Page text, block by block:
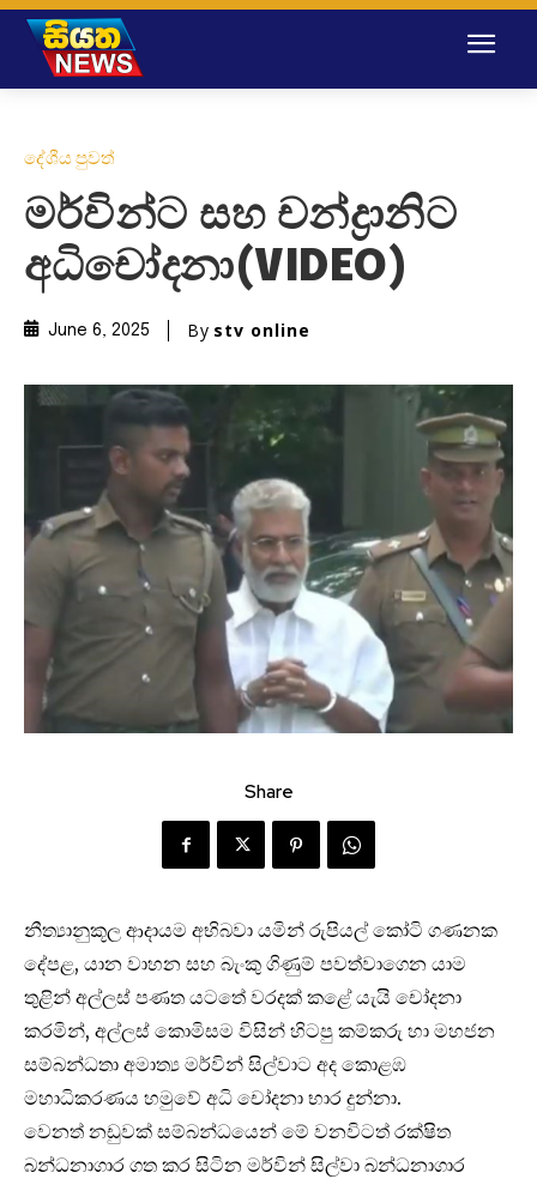
දේශීය පුවත්
මර්වින්ට සහ චන්ද්‍රානිට
අධිචෝදනා(VIDEO)
June 6, 2025 By stv online
Share
නීත්‍යානුකූල ආදායම අභිබවා යමින් රුපියල් කෝටි ගණනක
දේපළ, යාන වාහන සහ බැංකු ගිණුම් පවත්වාගෙන යාම
තුළින් අල්ලස් පණත යටතේ වරදක් කළේ යැයි චෝදනා
කරමින්, අල්ලස් කොමිසම විසින් හිටපු කම්කරු හා මහජන
සම්බන්ධතා අමාත්‍ය මර්වින් සිල්වාට අද කොළඹ
මහාධිකරණය හමුවේ අධි චෝදනා භාර දුන්නා.
වෙනත් නඩුවක් සම්බන්ධයෙන් මේ වනවිටත් රක්ෂිත
බන්ධනාගාර ගත කර සිටින මර්වින් සිල්වා බන්ධනාගාර